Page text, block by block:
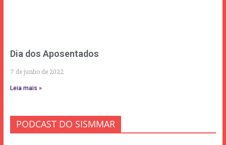
Dia dos Aposentados
7 de junho de 2022
Leia mais »
PODCAST DO SISMMAR